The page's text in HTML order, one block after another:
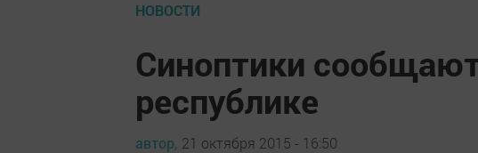
НОВОСТИ
Синоптики
республике
автор, 21 октября 2015 - 16:50